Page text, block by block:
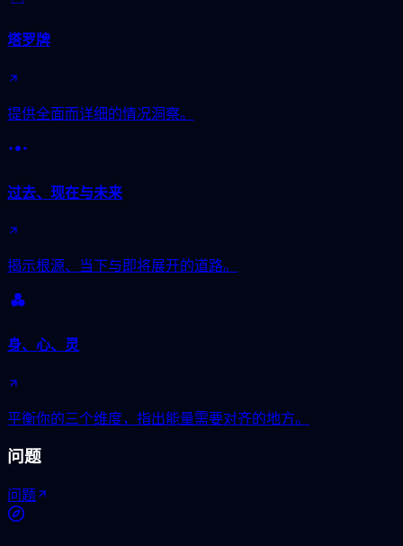
塔罗牌
提供全面而详细的情况洞察。
过去、现在与未来
揭示根源、当下与即将展开的道路。
身、心、灵
平衡你的三个维度，指出能量需要对齐的地方。
问题
问题